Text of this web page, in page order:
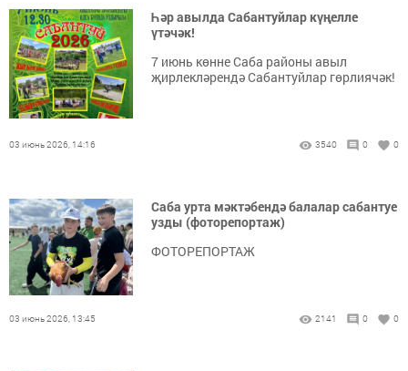
Һәр авылда Сабантуйлар күңелле
үтәчәк!
7 июнь көнне Саба районы авыл
җирлекләрендә Сабантуйлар гөрлиячәк!
03 июнь 2026, 14:16 3540 0 0
Саба урта мәктәбендә балалар сабантуе
узды (фоторепортаж)
ФОТОРЕПОРТАЖ
03 июнь 2026, 13:45 2141 0 0